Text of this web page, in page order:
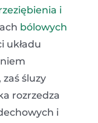
i
bólowych
układu
śluzy
rozrzedza
i